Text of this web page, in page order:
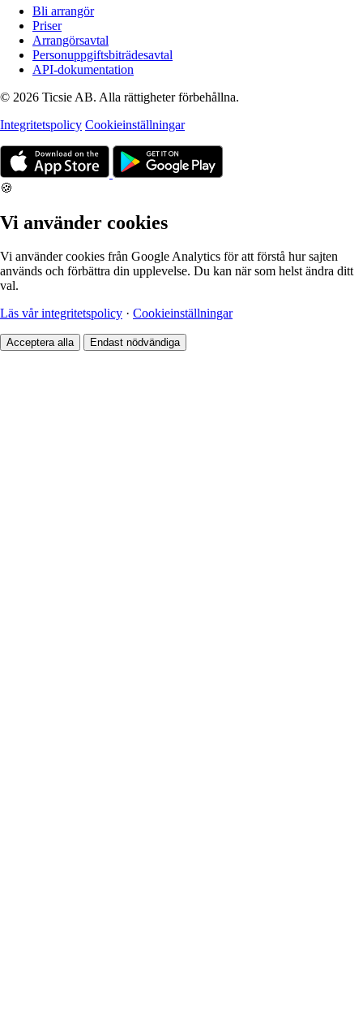
Bli arrangör
Priser
Arrangörsavtal
Personuppgiftsbiträdesavtal
API-dokumentation
© 2026 Ticsie AB. Alla rättigheter förbehållna.
Integritetspolicy Cookieinställningar
🍪
Vi använder cookies
Vi använder cookies från Google Analytics för att förstå hur sajten
används och förbättra din upplevelse. Du kan när som helst ändra ditt
val.
Läs vår integritetspolicy · Cookieinställningar
Acceptera alla Endast nödvändiga